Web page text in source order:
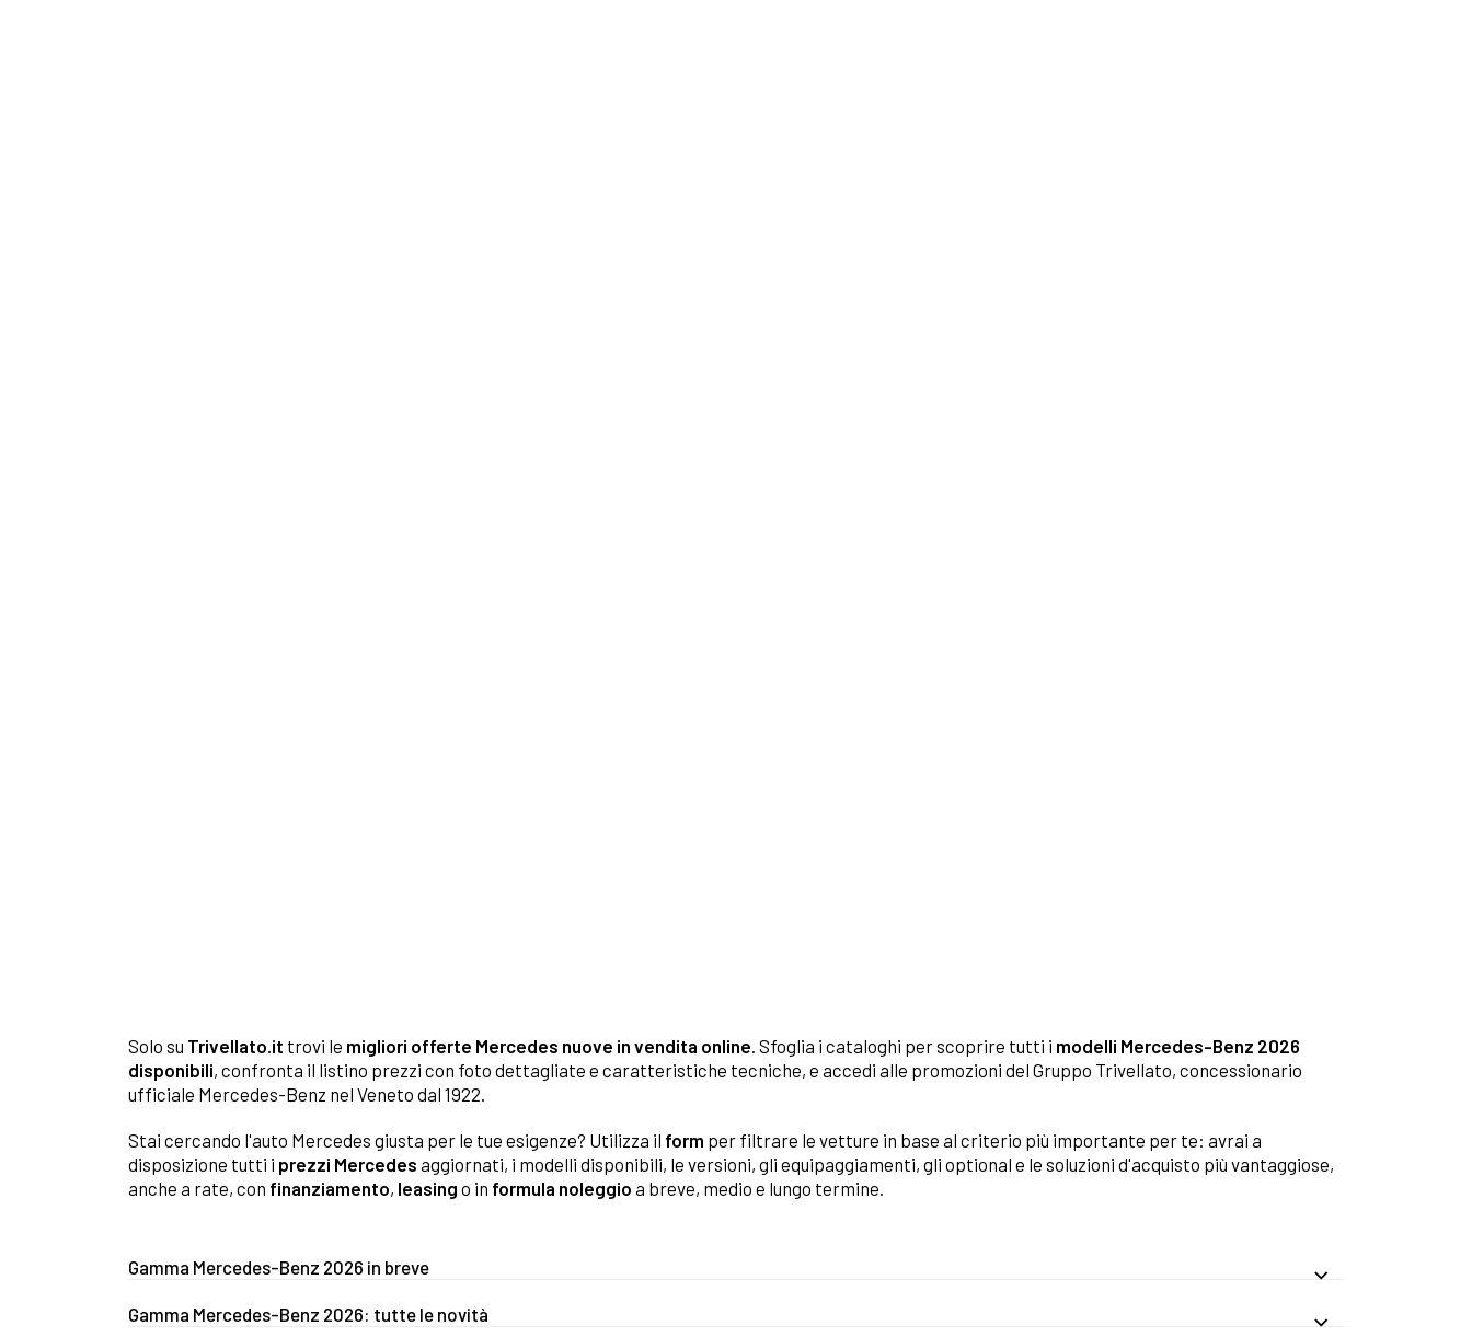
Solo su Trivellato.it trovi le migliori offerte Mercedes nuove in vendita online. Sfoglia i cataloghi per scoprire tutti i modelli Mercedes-Benz 2026
disponibili, confronta il listino prezzi con foto dettagliate e caratteristiche tecniche, e accedi alle promozioni del Gruppo Trivellato, concessionario
ufficiale Mercedes-Benz nel Veneto dal 1922.
Stai cercando l'auto Mercedes giusta per le tue esigenze? Utilizza il form per filtrare le vetture in base al criterio più importante per te: avrai a
disposizione tutti i prezzi Mercedes aggiornati, i modelli disponibili, le versioni, gli equipaggiamenti, gli optional e le soluzioni d'acquisto più vantaggiose,
anche a rate, con finanziamento, leasing o in formula noleggio a breve, medio e lungo termine.
Gamma Mercedes-Benz 2026 in breve
Gamma Mercedes-Benz 2026: tutte le novità